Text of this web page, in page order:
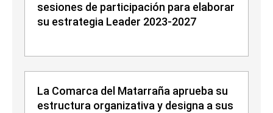
sesiones de participación para elaborar
su estrategia Leader 2023-2027
La Comarca del Matarraña aprueba su
estructura organizativa y designa a sus